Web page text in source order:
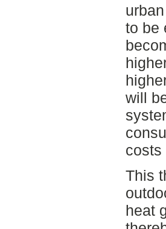
to be
will
costs
This
heat